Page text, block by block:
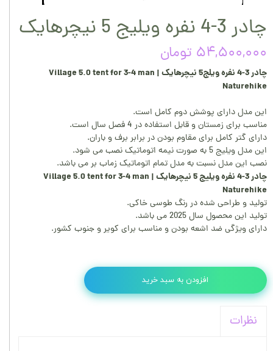
چادر 3-4 نفره ویلیج 5 نیچرهایک
۵۴,۵۰۰,۰۰۰ تومان
چادر 3-4 نفره ویلج5 نیچرهایک | Village 5.0 tent for 3-4 man
Naturehike
این مدل دارای پوشش دوم کامل است.
مناسب برای زمستان و قابل استفاده در 4 فصل سال است.
دارای گتر کامل برای مقاوم بودن در برابر برف و باران.
این مدل ویلیج 5 به صورت نیمه اتوماتیک نصب می شود.
نصب این مدل نسبت به مدل تمام اتوماتیک زماب بر می باشد.
چادر 3-4 نفره ویلیج 5 نیچرهایک | Village 5.0 tent for 3-4 man
Naturehike
تولید و طراحی شده در رنگ طوسی خاکی.
تولید این محصول سال 2025 می باشد.
دارای ویژگی ضد اشعه بودن و مناسب برای کویر و جنوب کشور.
افزودن به سبد خرید
نظرات